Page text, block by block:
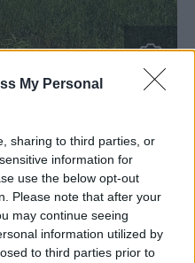
My Personal
sharing to third parties, or
information for
use the below opt-out
Please note that after your
may continue seeing
information utilized by
to third parties prior to
devízou „rodinného
Inšpiratívne je spojenie
k okolitej zástavbe,
prevádzkových nákladov,
dôrazu na kvalitne